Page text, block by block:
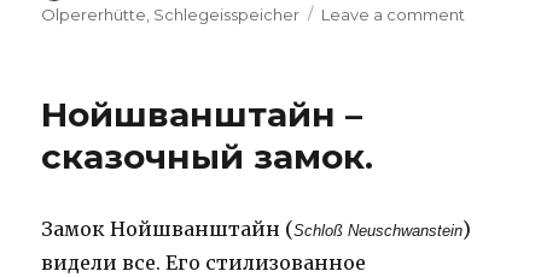
on
Olpererhütte Schlegeisspeicher Leave a comment
но
Нойшванштайн –
сказочный замок.
Замок Нойшванштайн (Schloß Neuschwanstein)
видели все. Его стилизованное